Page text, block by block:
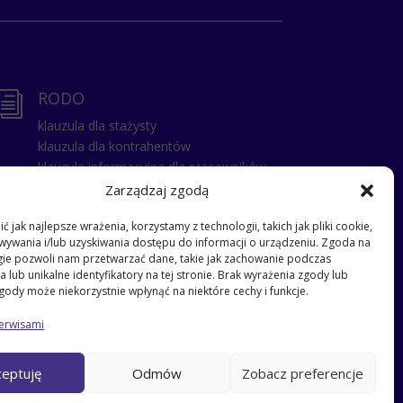
Zarządzaj zgodą
jak najlepsze wrażenia, korzystamy z technologii, takich jak pliki cookie,
i/lub uzyskiwania dostępu do informacji o urządzeniu. Zgoda na
pozwoli nam przetwarzać dane, takie jak zachowanie podczas
lub unikalne identyfikatory na tej stronie. Brak wyrażenia zgody lub
może niekorzystnie wpłynąć na niektóre cechy i funkcje.
Odmów Zobacz preferencje
RODO
klauzula dla stażysty
klauzula dla kontrahentów
klauzula informacyjna dla pracowników
klauzula dla gości
klauzula dla zatrudnionych na umowe
zlecenie
klauzula – przyjęcie dziecka do szkoły
klauzula dla odbierających dzieci ze
klauzula dla rodziców
Klauzula dla kandydata do pracy